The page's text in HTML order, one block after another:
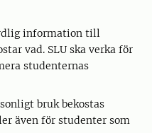
information till
vad. SLU ska verka för
studenternas
bruk bekostas
även för studenter som